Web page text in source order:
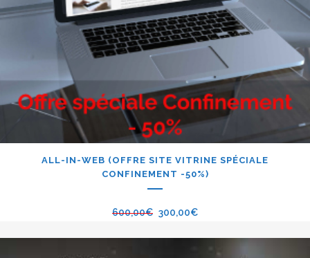
ALL-IN-WEB (OFFRE SITE VITRINE SPÉCIALE
CONFINEMENT -50%)
600,00€ 300,00€